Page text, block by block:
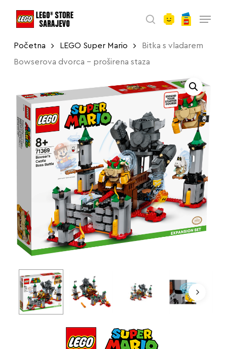
search
Početna LEGO Super Mario Bitka s vladarem
Bowserova dvorca – proširena staza